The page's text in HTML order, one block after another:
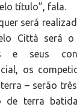
título”, fala.
será
Città será
e seus
os
– serão
de terra